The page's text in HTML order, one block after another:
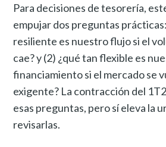
Para decisiones de tesorería,
empujar dos preguntas
resiliente es nuestro flujo si el
cae? y (2) ¿qué tan flexible es
financiamiento si el mercado se
exigente? La contracción del
esas preguntas, pero sí eleva la
revisarlas.